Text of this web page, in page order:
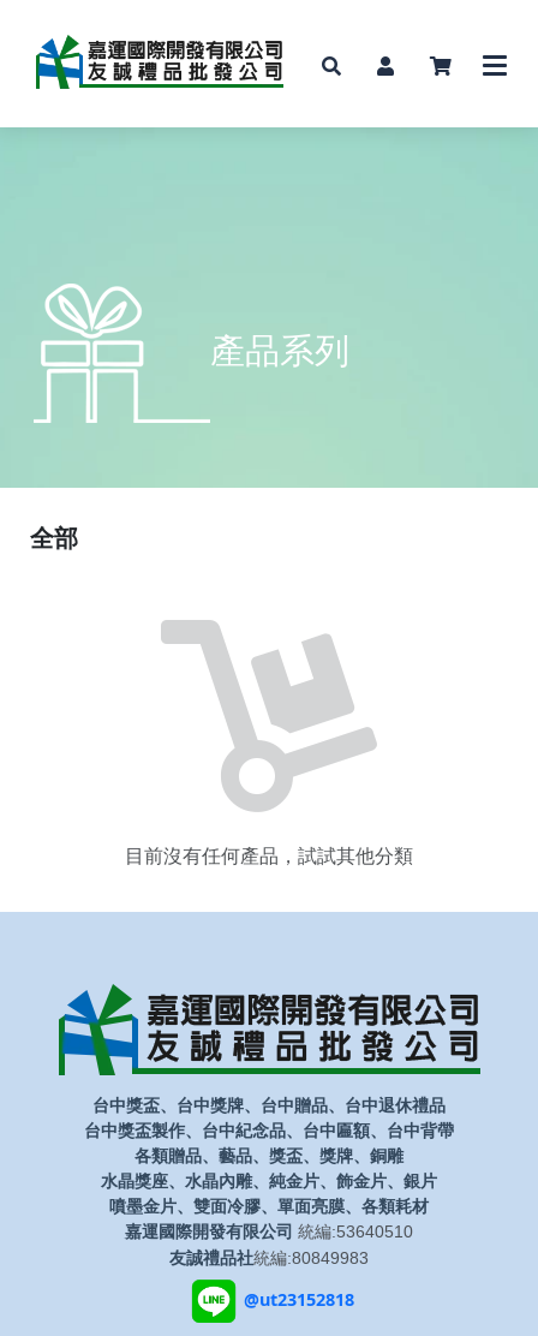
產品系列
目前沒有任何產品，試試其他分類
全部
台中獎盃、台中獎牌、台中贈品、台中退休禮品
台中獎盃製作、台中紀念品、台中匾額、台中背帶
各類贈品、藝品、獎盃、獎牌、銅雕
水晶獎座、水晶內雕、純金片、飾金片、銀片
噴墨金片、雙面冷膠、單面亮膜、各類耗材
嘉運國際開發有限公司 統編:53640510
友誠禮品社統編:80849983
@ut23152818